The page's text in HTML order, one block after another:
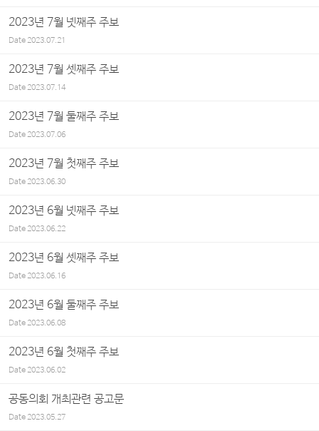
2023년 7월 넷째주 주보
Date2023.07.21
2023년 7월 셋째주 주보
Date2023.07.14
2023년 7월 둘째주 주보
Date2023.07.06
2023년 7월 첫째주 주보
Date2023.06.30
2023년 6월 넷째주 주보
Date2023.06.22
2023년 6월 셋째주 주보
Date2023.06.16
2023년 6월 둘째주 주보
Date2023.06.08
2023년 6월 첫째주 주보
Date2023.06.02
공동의회 개최관련 공고문
Date2023.05.27